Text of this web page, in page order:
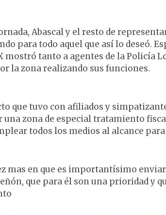
Abascal y el resto de
para todo aquel que así lo deseó.
mostró tanto a agentes de la Policía
la zona realizando sus funciones.
que tuvo con afiliados y
zona de especial tratamiento
todos los medios al alcance
mas en que es importantísimo
que para él son una prioridad y